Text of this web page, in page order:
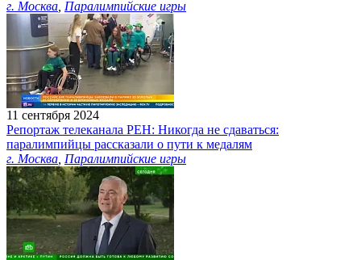
г. Москва Паралимпийские игры
11 сентября 2024
Репортаж телеканала РЕН: Никогда не сдаваться:
паралимпийцы рассказали о пути к медалям
г. Москва Паралимпийские игры